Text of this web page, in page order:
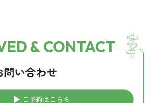
& CONTACT
問い合わせ
ご予約はこちら